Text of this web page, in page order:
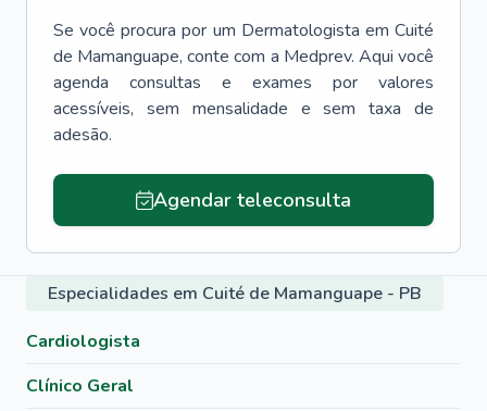
Se você procura por um Dermatologista em Cuité
de Mamanguape, conte com a Medprev. Aqui você
agenda consultas e exames por valores
acessíveis, sem mensalidade e sem taxa de
adesão.
Agendar teleconsulta
Especialidades em Cuité de Mamanguape - PB
Cardiologista
Clínico Geral